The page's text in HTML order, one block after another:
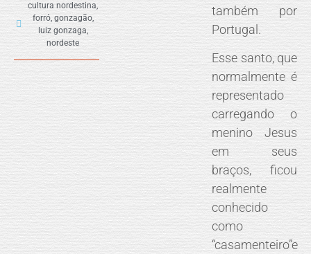
cultura nordestina,
forró, gonzagão,
luiz gonzaga,
nordeste
também por
Portugal.
Esse santo, que
normalmente é
representado
carregando o
menino Jesus
em seus
braços, ficou
realmente
conhecido
como
“casamenteiro”e